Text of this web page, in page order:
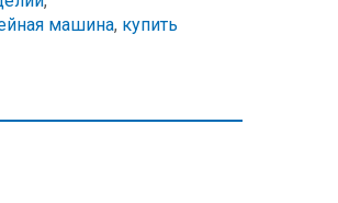
машина, купить